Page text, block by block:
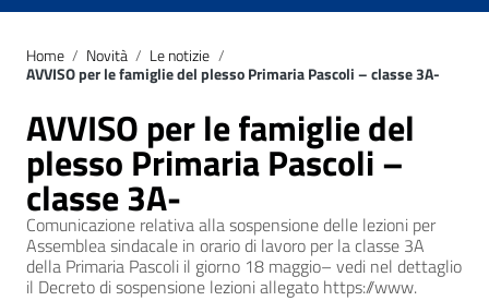
Home / Novità / Le notizie /
AVVISO per le famiglie del plesso Primaria Pascoli – classe 3A-
AVVISO per le famiglie del
plesso Primaria Pascoli –
classe 3A-
Comunicazione relativa alla sospensione delle lezioni per
Assemblea sindacale in orario di lavoro per la classe 3A
della Primaria Pascoli il giorno 18 maggio– vedi nel dettaglio
il Decreto di sospensione lezioni allegato https://www.